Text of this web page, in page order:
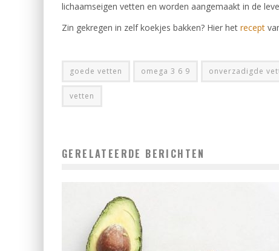
lichaamseigen vetten en worden aangemaakt in de
Zin gekregen in zelf koekjes bakken? Hier het recept
goede vetten omega 3 6 9 onverzadigde
vetten
GERELATEERDE BERICHTEN